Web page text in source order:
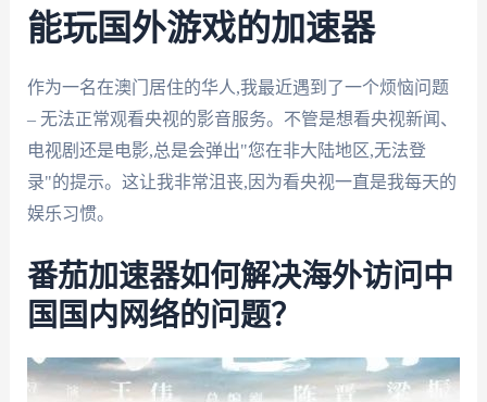
能玩国外游戏的加速器
作为一名在澳门居住的华人,我最近遇到了一个烦恼问题
– 无法正常观看央视的影音服务。不管是想看央视新闻、
电视剧还是电影,总是会弹出"您在非大陆地区,无法登
录"的提示。这让我非常沮丧,因为看央视一直是我每天的
娱乐习惯。
番茄加速器如何解决海外访问中
国国内网络的问题？